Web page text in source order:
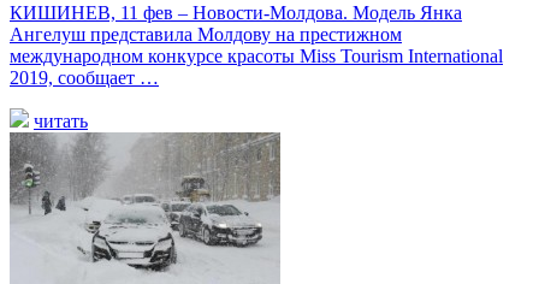
КИШИНЕВ, 11 фев – Новости-Молдова. Модель Янка
Ангелуш представила Молдову на престижном
международном конкурсе красоты Miss Tourism International
2019, сообщает …
читать